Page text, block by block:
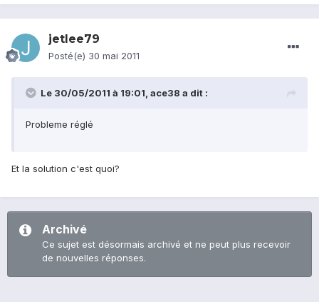
jetlee79
Posté(e) 30 mai 2011
Le 30/05/2011 à 19:01, ace38 a dit :
Probleme réglé
Et la solution c'est quoi?
Archivé
Ce sujet est désormais archivé et ne peut plus recevoir
de nouvelles réponses.